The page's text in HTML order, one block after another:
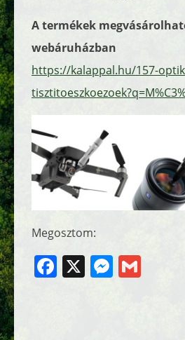
A termékek
webáruházban
https://kalappal.hu/157-
Megosztom:
Facebook
X